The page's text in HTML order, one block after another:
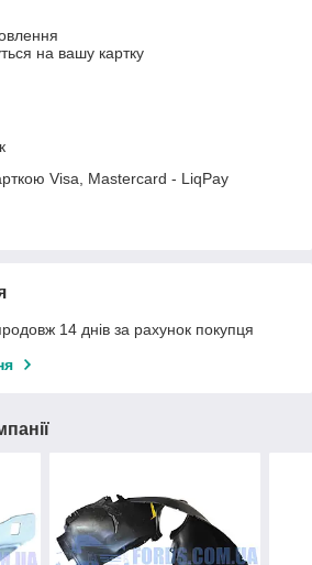
на вашу картку
Visa, Mastercard - LiqPay
14 днів за рахунок покупця